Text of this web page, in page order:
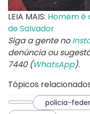
LEIA MAIS: Homem é
de Salvador
Siga a gente no
denúncia ou
7440 (WhatsApp).
Tópicos
policia-